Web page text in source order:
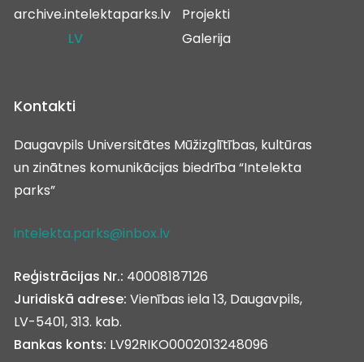
archive.intelektaparks.lv
LV
Projekti
Galerija
Kontakti
Daugavpils Universitātes Mūžizglītības, kultūras
un zinātnes komunikācijas biedrība “Intelekta
parks”
intelekta.parks@inbox.lv
Reģistrācijas Nr.: 40008187126
Juridiskā adrese: Vienības iela 13, Daugavpils,
LV-5401, 313. kab.
Bankas konts: LV92RIKO0002013248096